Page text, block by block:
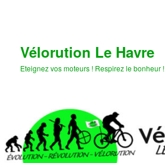
Vélorution Le Havre
Eteignez vos moteurs ! Respirez le bonheur !